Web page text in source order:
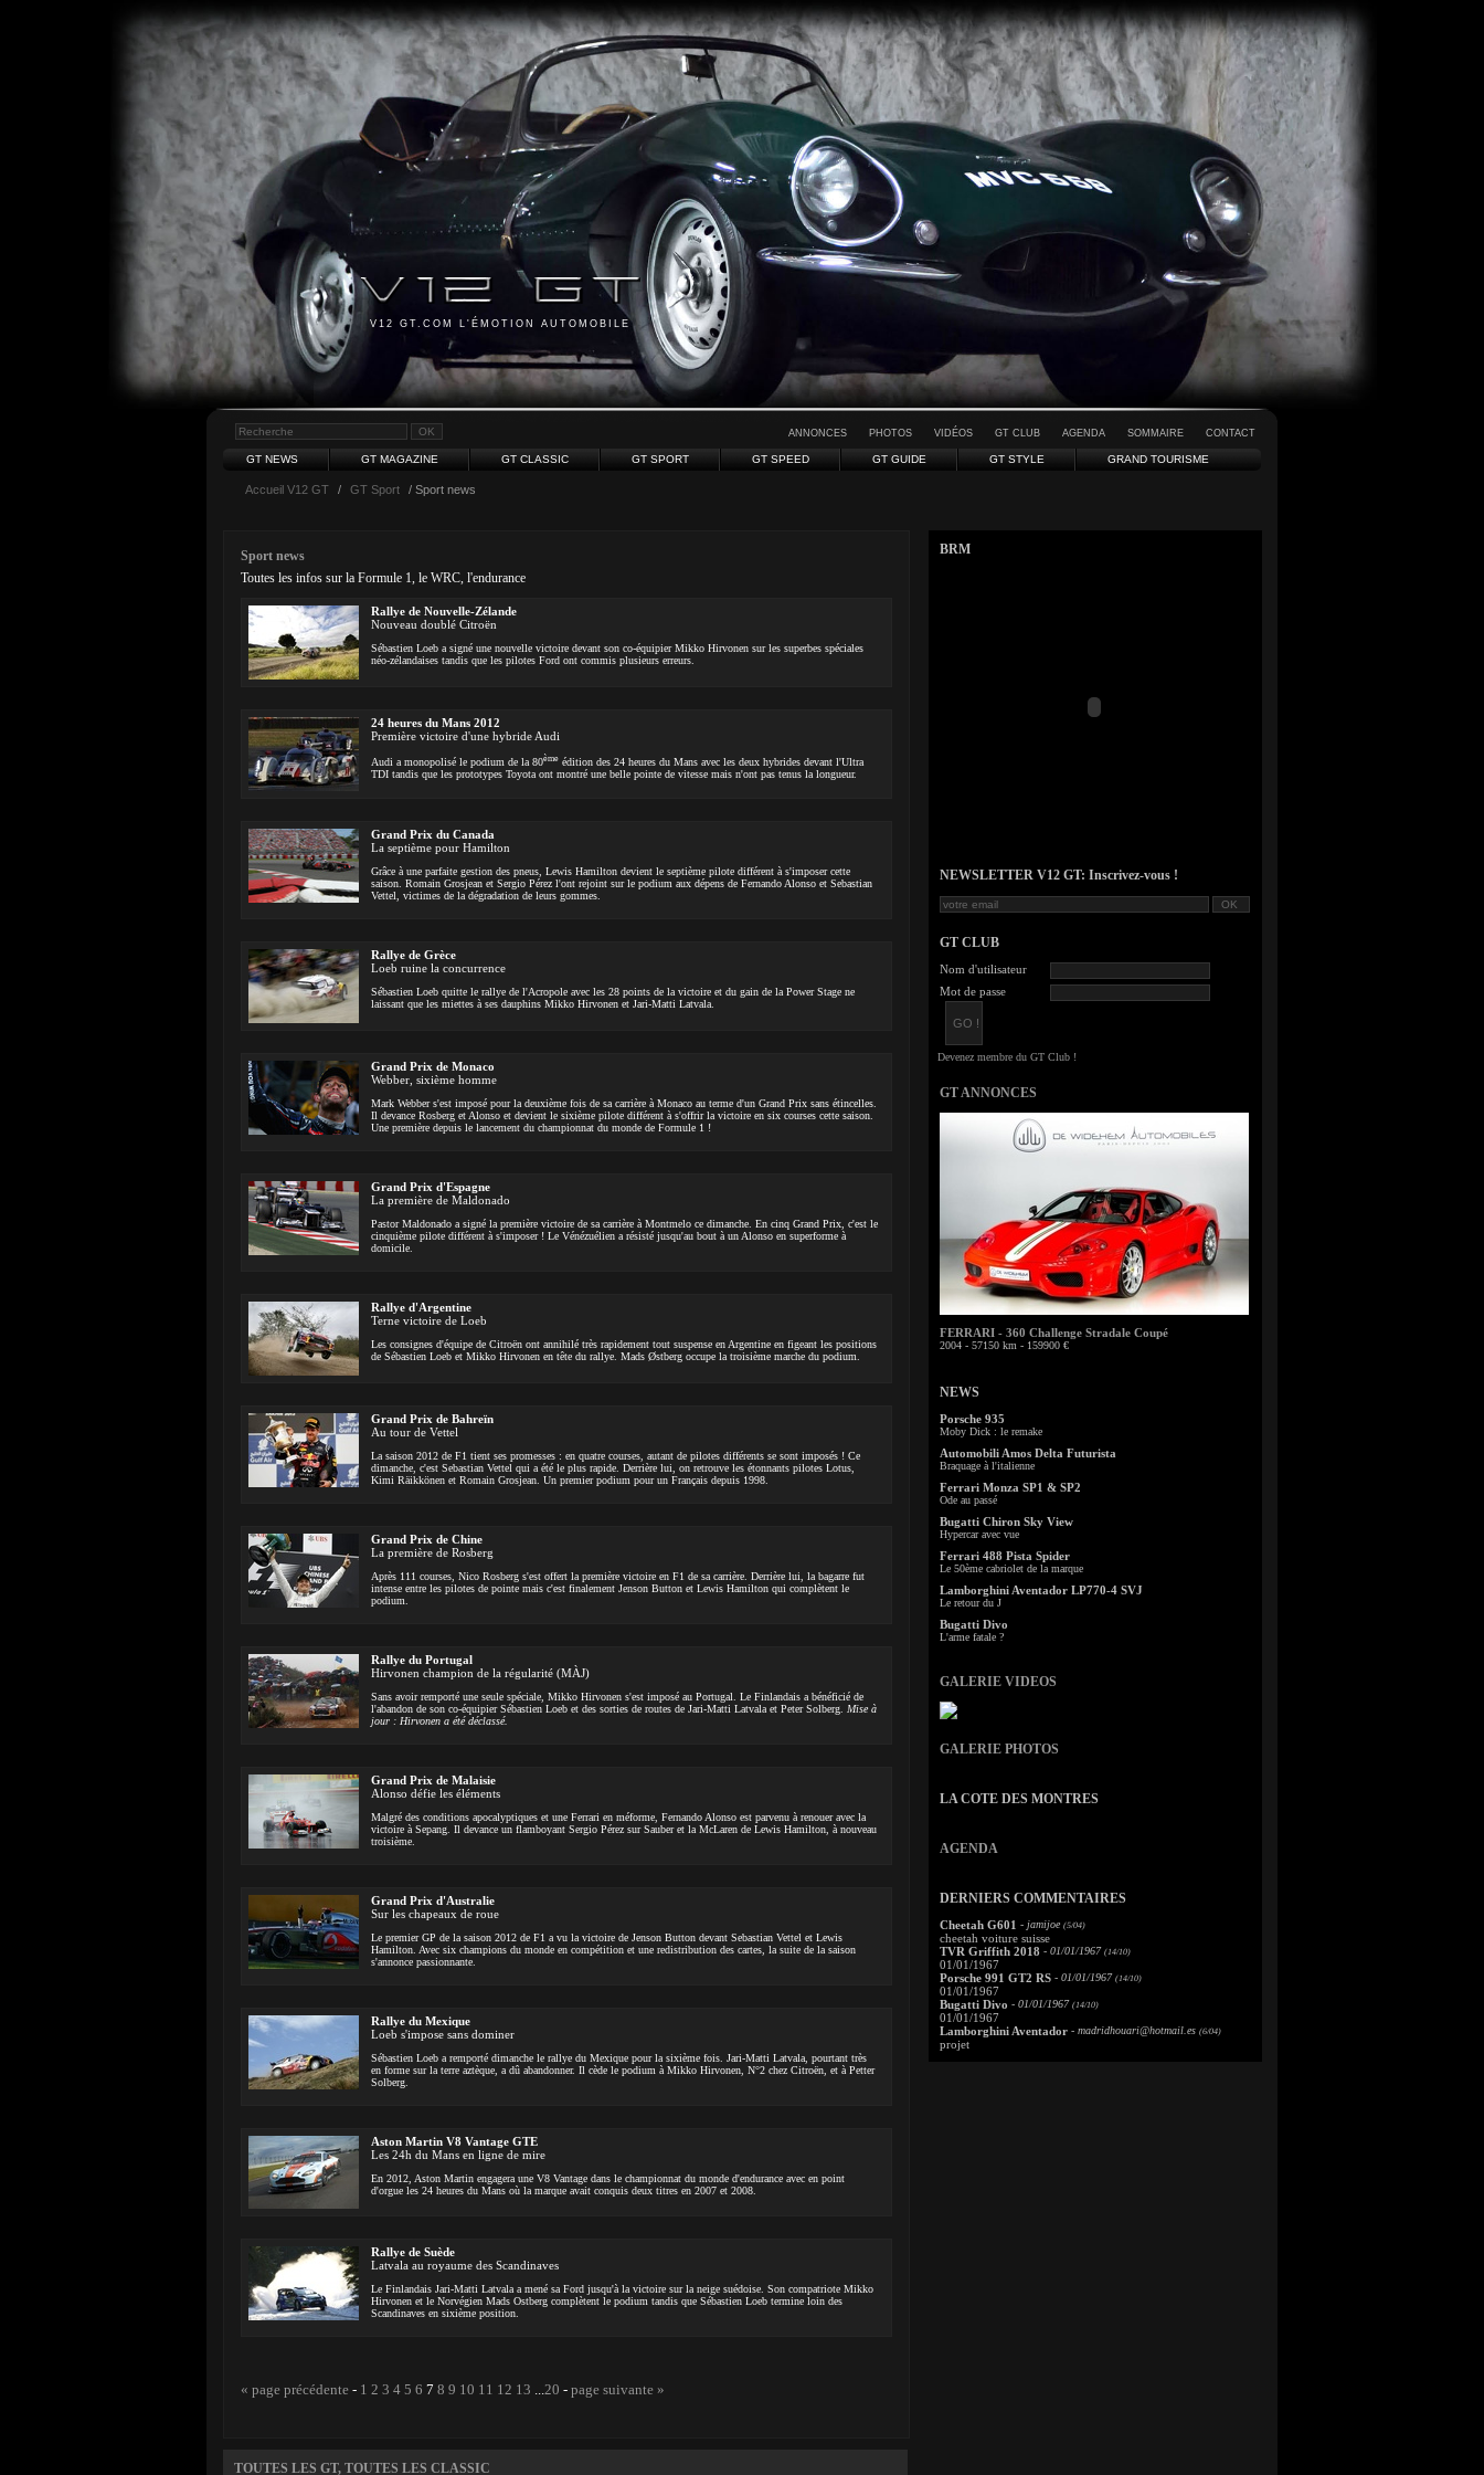
V12 GT.COM L'ÉMOTION AUTOMOBILE
ANNONCES PHOTOS VIDÉOS GT CLUB AGENDA SOMMAIRE CONTACT
GT NEWS GT MAGAZINE GT CLASSIC GT SPORT GT SPEED GT GUIDE GT STYLE GRAND TOURISME
Accueil V12 GT / GT Sport / Sport news
Sport news
Toutes les infos sur la Formule 1, le WRC, l'endurance
Rallye de Nouvelle-Zélande
Nouveau doublé Citroën
Sébastien Loeb a signé une nouvelle victoire devant son co-équipier Mikko Hirvonen sur les superbes spéciales
néo-zélandaises tandis que les pilotes Ford ont commis plusieurs erreurs.
24 heures du Mans 2012
Première victoire d'une hybride Audi
Audi a monopolisé le podium de la 80ème édition des 24 heures du Mans avec les deux hybrides devant l'Ultra
TDI tandis que les prototypes Toyota ont montré une belle pointe de vitesse mais n'ont pas tenus la longueur.
Grand Prix du Canada
La septième pour Hamilton
Grâce à une parfaite gestion des pneus, Lewis Hamilton devient le septième pilote différent à s'imposer cette
saison. Romain Grosjean et Sergio Pérez l'ont rejoint sur le podium aux dépens de Fernando Alonso et Sebastian
Vettel, victimes de la dégradation de leurs gommes.
Rallye de Grèce
Loeb ruine la concurrence
Sébastien Loeb quitte le rallye de l'Acropole avec les 28 points de la victoire et du gain de la Power Stage ne
laissant que les miettes à ses dauphins Mikko Hirvonen et Jari-Matti Latvala.
Grand Prix de Monaco
Webber, sixième homme
Mark Webber s'est imposé pour la deuxième fois de sa carrière à Monaco au terme d'un Grand Prix sans étincelles.
Il devance Rosberg et Alonso et devient le sixième pilote différent à s'offrir la victoire en six courses cette saison.
Une première depuis le lancement du championnat du monde de Formule 1 !
Grand Prix d'Espagne
La première de Maldonado
Pastor Maldonado a signé la première victoire de sa carrière à Montmelo ce dimanche. En cinq Grand Prix, c'est le
cinquième pilote différent à s'imposer ! Le Vénézuélien a résisté jusqu'au bout à un Alonso en superforme à
domicile.
Rallye d'Argentine
Terne victoire de Loeb
Les consignes d'équipe de Citroën ont annihilé très rapidement tout suspense en Argentine en figeant les positions
de Sébastien Loeb et Mikko Hirvonen en tête du rallye. Mads Østberg occupe la troisième marche du podium.
Grand Prix de Bahreïn
Au tour de Vettel
La saison 2012 de F1 tient ses promesses : en quatre courses, autant de pilotes différents se sont imposés ! Ce
dimanche, c'est Sebastian Vettel qui a été le plus rapide. Derrière lui, on retrouve les étonnants pilotes Lotus,
Kimi Räikkönen et Romain Grosjean. Un premier podium pour un Français depuis 1998.
Grand Prix de Chine
La première de Rosberg
Après 111 courses, Nico Rosberg s'est offert la première victoire en F1 de sa carrière. Derrière lui, la bagarre fut
intense entre les pilotes de pointe mais c'est finalement Jenson Button et Lewis Hamilton qui complètent le
podium.
Rallye du Portugal
Hirvonen champion de la régularité (MÀJ)
Sans avoir remporté une seule spéciale, Mikko Hirvonen s'est imposé au Portugal. Le Finlandais a bénéficié de
l'abandon de son co-équipier Sébastien Loeb et des sorties de routes de Jari-Matti Latvala et Peter Solberg. Mise à
jour : Hirvonen a été déclassé.
Grand Prix de Malaisie
Alonso défie les éléments
Malgré des conditions apocalyptiques et une Ferrari en méforme, Fernando Alonso est parvenu à renouer avec la
victoire à Sepang. Il devance un flamboyant Sergio Pérez sur Sauber et la McLaren de Lewis Hamilton, à nouveau
troisième.
Grand Prix d'Australie
Sur les chapeaux de roue
Le premier GP de la saison 2012 de F1 a vu la victoire de Jenson Button devant Sebastian Vettel et Lewis
Hamilton. Avec six champions du monde en compétition et une redistribution des cartes, la suite de la saison
s'annonce passionnante.
Rallye du Mexique
Loeb s'impose sans dominer
Sébastien Loeb a remporté dimanche le rallye du Mexique pour la sixième fois. Jari-Matti Latvala, pourtant très
en forme sur la terre aztèque, a dû abandonner. Il cède le podium à Mikko Hirvonen, N°2 chez Citroën, et à Petter
Solberg.
Aston Martin V8 Vantage GTE
Les 24h du Mans en ligne de mire
En 2012, Aston Martin engagera une V8 Vantage dans le championnat du monde d'endurance avec en point
d'orgue les 24 heures du Mans où la marque avait conquis deux titres en 2007 et 2008.
Rallye de Suède
Latvala au royaume des Scandinaves
Le Finlandais Jari-Matti Latvala a mené sa Ford jusqu'à la victoire sur la neige suédoise. Son compatriote Mikko
Hirvonen et le Norvégien Mads Ostberg complètent le podium tandis que Sébastien Loeb termine loin des
Scandinaves en sixième position.
« page précédente - 1 2 3 4 5 6 7 8 9 10 11 12 13 ...20 - page suivante »
TOUTES LES GT, TOUTES LES CLASSIC
BRM
NEWSLETTER V12 GT: Inscrivez-vous !
GT CLUB
Nom d'utilisateur
Mot de passe
GT ANNONCES
FERRARI - 360 Challenge Stradale Coupé
2004 - 57150 km - 159900 €
NEWS
Porsche 935
Moby Dick : le remake
Automobili Amos Delta Futurista
Braquage à l'italienne
Ferrari Monza SP1 & SP2
Ode au passé
Bugatti Chiron Sky View
Hypercar avec vue
Ferrari 488 Pista Spider
Le 50ème cabriolet de la marque
Lamborghini Aventador LP770-4 SVJ
Le retour du J
Bugatti Divo
L'arme fatale ?
GALERIE VIDEOS
GALERIE PHOTOS
LA COTE DES MONTRES
AGENDA
DERNIERS COMMENTAIRES
Cheetah G601 - jamijoe (5/04)
cheetah voiture suisse
TVR Griffith 2018 - 01/01/1967 (14/10)
01/01/1967
Porsche 991 GT2 RS - 01/01/1967 (14/10)
01/01/1967
Bugatti Divo - 01/01/1967 (14/10)
01/01/1967
Lamborghini Aventador - madridhouari@hotmail.es (6/04)
projet